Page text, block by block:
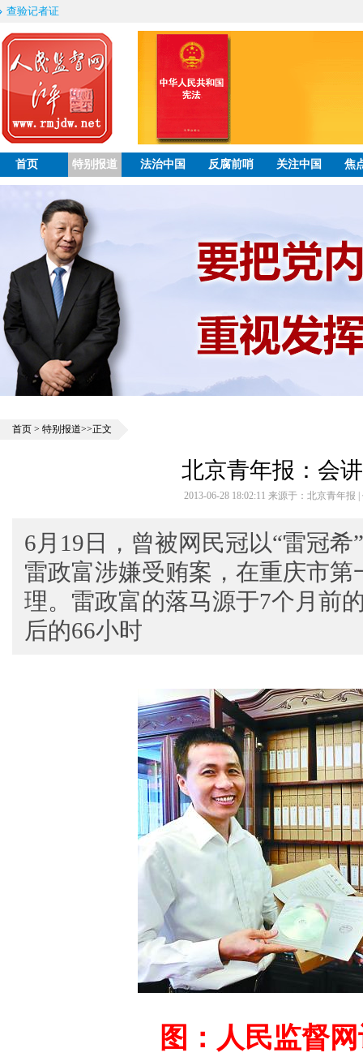
查验记者证
首页 特别报道 法治中国 反腐前哨 关注中国 焦
首页 > 特别报道>>正文
北京青年报：会
2013-06-28 18:02:11 来源于：北京青年报
6月19日，曾被网民冠以“雷冠
雷政富涉嫌受贿案，在重庆市
理。雷政富的落马源于7个月前
后的66小时
图：人民监督